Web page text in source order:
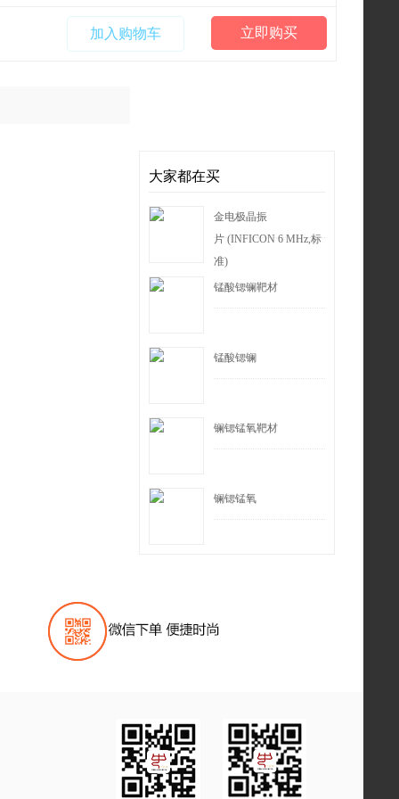
立即购买
加入购物车
大家都在买
金电极晶振
片 (INFICON 6 MHz,标
准)
锰酸锶镧靶材
锰酸锶镧
镧锶锰氧靶材
镧锶锰氧